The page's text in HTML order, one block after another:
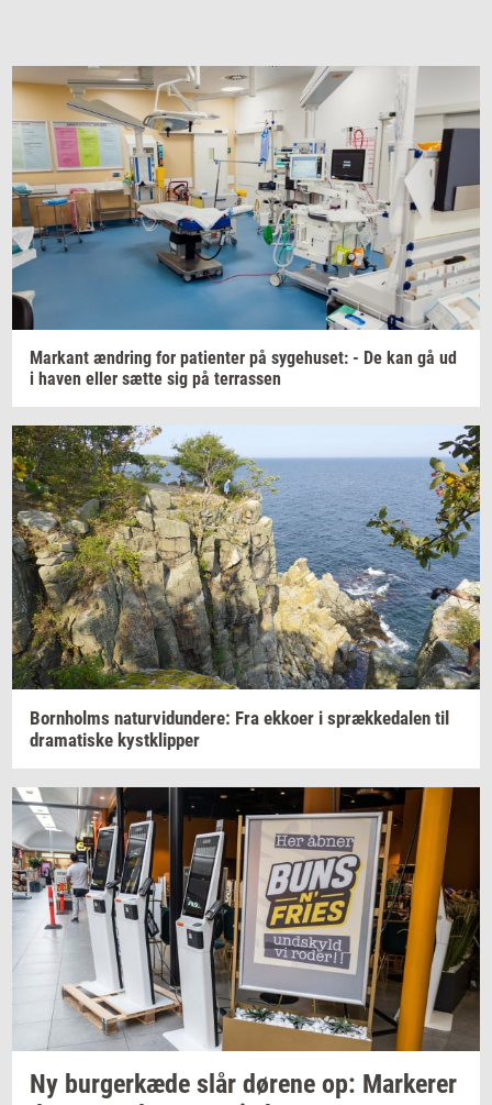
Mar­kant æn­dring for pa­tien­ter på sy­ge­hu­set: - De kan gå ud
i haven eller sætte sig på ter­ras­sen
Born­holms na­tur­vi­dun­de­re: Fra ek­ko­er i spræk­ke­da­len til
dra­ma­ti­ske kyst­klip­per
Ny bur­ger­kæ­de slår dø­re­ne op: Mar­ke­rer